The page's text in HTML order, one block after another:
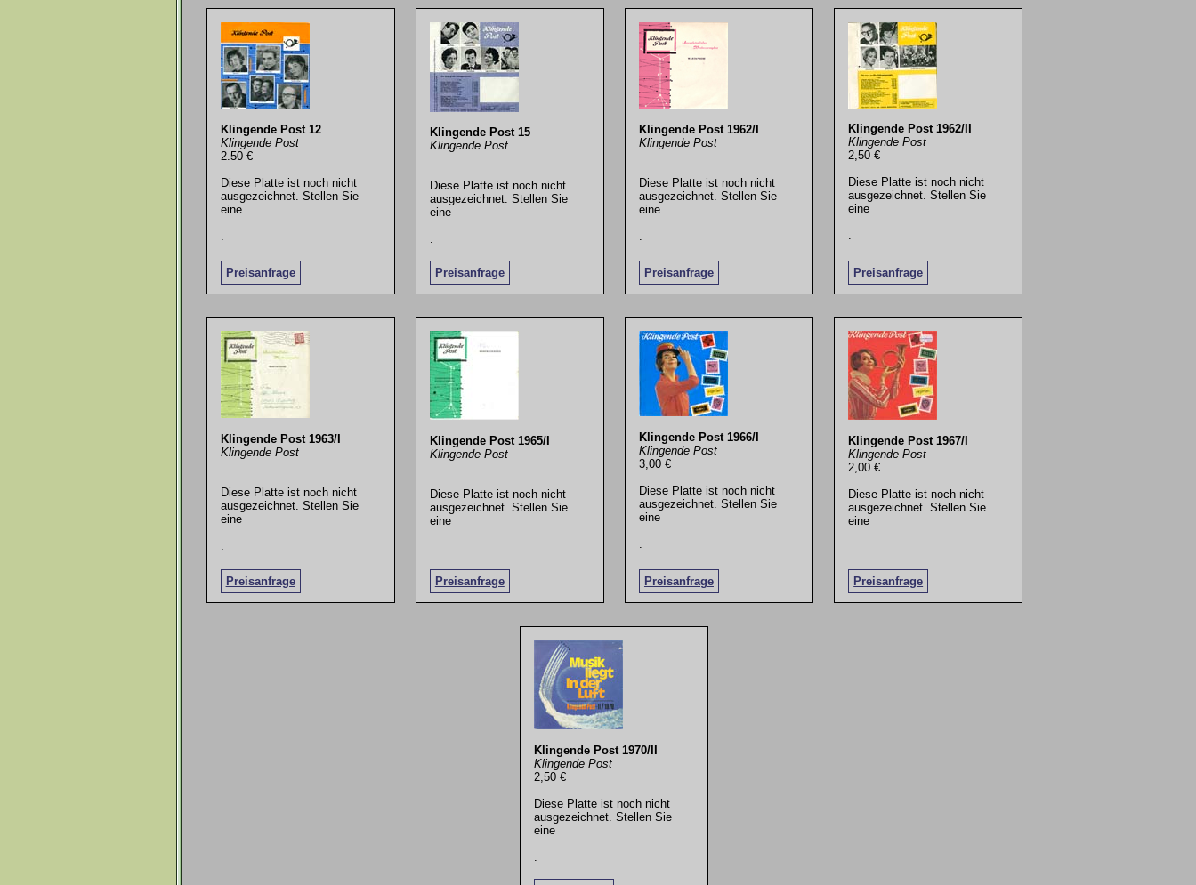
Klingende Post 12
Klingende Post
2.50 €
Diese Platte ist noch nicht
ausgezeichnet. Stellen Sie
eine
Preisanfrage
.
Klingende Post 15
Klingende Post
Diese Platte ist noch nicht
ausgezeichnet. Stellen Sie
eine
Preisanfrage
.
Klingende Post 1962/I
Klingende Post
Diese Platte ist noch nicht
ausgezeichnet. Stellen Sie
eine
Preisanfrage
.
Klingende Post 1962/II
Klingende Post
2,50 €
Diese Platte ist noch nicht
ausgezeichnet. Stellen Sie
eine
Preisanfrage
.
Klingende Post 1963/I
Klingende Post
Diese Platte ist noch nicht
ausgezeichnet. Stellen Sie
eine
Preisanfrage
Klingende Post 1965/I
Klingende Post
Diese Platte ist noch nicht
ausgezeichnet. Stellen Sie
eine
Preisanfrage
Klingende Post 1966/I
Klingende Post
3,00 €
Diese Platte ist noch nicht
ausgezeichnet. Stellen Sie
eine
Preisanfrage
Klingende Post 1967/I
Klingende Post
2,00 €
Diese Platte ist noch nicht
ausgezeichnet. Stellen Sie
eine
Preisanfrage
Klingende Post 1970/II
Klingende Post
2,50 €
Diese Platte ist noch nicht
ausgezeichnet. Stellen Sie
eine